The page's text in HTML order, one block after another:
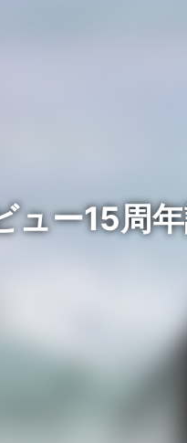
ー15周